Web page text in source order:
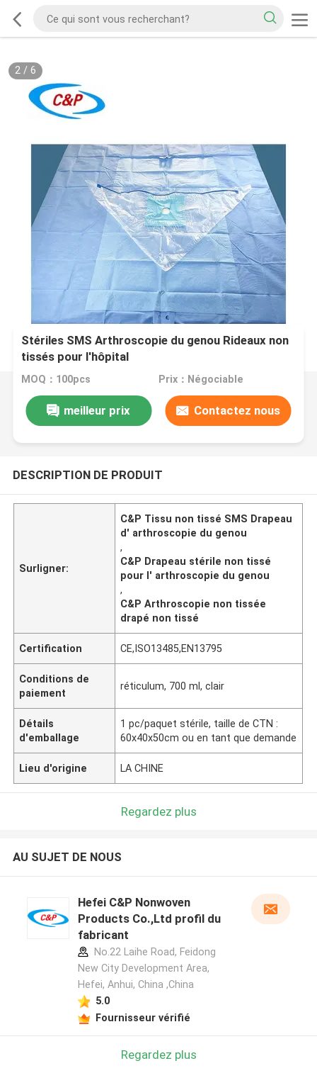
2/ 6
Stériles SMS Arthroscopie du genou Rideaux non
tissés pour l'hôpital
MOQ：100pcs Prix：Négociable
meilleur prix Contactez nous
DESCRIPTION DE PRODUIT
Surligner:
C&P Tissu non tissé SMS Drapeau
d' arthroscopie du genou
,
C&P Drapeau stérile non tissé
pour l' arthroscopie du genou
,
C&P Arthroscopie non tissée
drapé non tissé
Certification CE,ISO13485,EN13795
Conditions de
paiement
réticulum, 700 ml, clair
Détails
d'emballage
1 pc/paquet stérile, taille de CTN :
60x40x50cm ou en tant que demande
Lieu d'origine LA CHINE
Regardez plus
AU SUJET DE NOUS
Hefei C&P Nonwoven
Products Co.,Ltd profil du
fabricant
No.22 Laihe Road, Feidong
New City Development Area,
Hefei, Anhui, China ,China
5.0
Fournisseur vérifié
Regardez plus